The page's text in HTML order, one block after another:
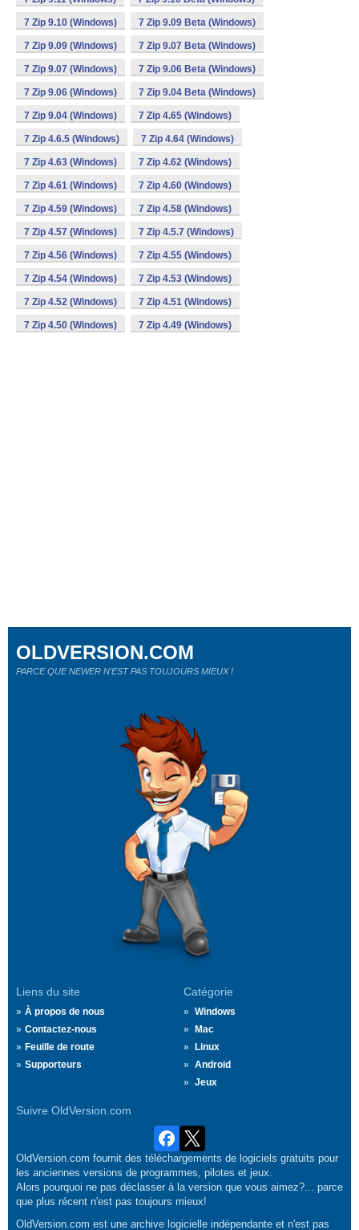
7 Zip 9.10 (Windows) 7 Zip 9.09 Beta (Windows)
7 Zip 9.09 (Windows) 7 Zip 9.07 Beta (Windows)
7 Zip 9.07 (Windows) 7 Zip 9.06 Beta (Windows)
7 Zip 9.06 (Windows) 7 Zip 9.04 Beta (Windows)
7 Zip 9.04 (Windows) 7 Zip 4.65 (Windows)
7 Zip 4.6.5 (Windows) 7 Zip 4.64 (Windows)
7 Zip 4.63 (Windows) 7 Zip 4.62 (Windows)
7 Zip 4.61 (Windows) 7 Zip 4.60 (Windows)
7 Zip 4.59 (Windows) 7 Zip 4.58 (Windows)
7 Zip 4.57 (Windows) 7 Zip 4.5.7 (Windows)
7 Zip 4.56 (Windows) 7 Zip 4.55 (Windows)
7 Zip 4.54 (Windows) 7 Zip 4.53 (Windows)
7 Zip 4.52 (Windows) 7 Zip 4.51 (Windows)
7 Zip 4.50 (Windows) 7 Zip 4.49 (Windows)
Liens du site
À propos de nous
Contactez-nous
Feuille de route
Supporteurs
Catégorie
Windows
Mac
Linux
Android
Jeux
Suivre OldVersion.com
OLDVERSION.COM
PARCE QUE NEWER N'EST PAS TOUJOURS MIEUX !
OldVersion.com fournit des téléchargements de logiciels gratuits pour
les anciennes versions de programmes, pilotes et jeux.
Alors pourquoi ne pas déclasser à la version que vous aimez?... parce
que plus récent n'est pas toujours mieux!
OldVersion.com est une archive logicielle indépendante et n'est pas